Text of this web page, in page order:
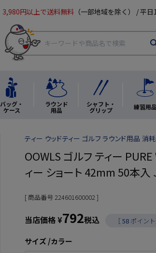
3,980円以上で送料無料 （一部地域を除く） / 平
バッグ・
ケース
ラウンド
用品
シャフト・
グリップ 練習用品
ティー ウッドティー ゴルフ ラウンド用品 消
OOWLS ゴルフ ティー
ィー ショート 42mm 50本
商品番号224601600002
当店価格¥792税込 ［58 ポイント
サイズ カラー